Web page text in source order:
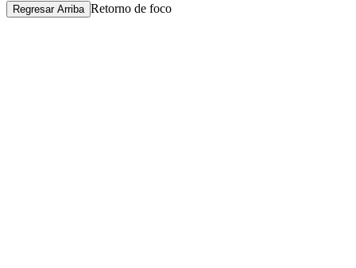
Regresar Arriba Retorno de foco